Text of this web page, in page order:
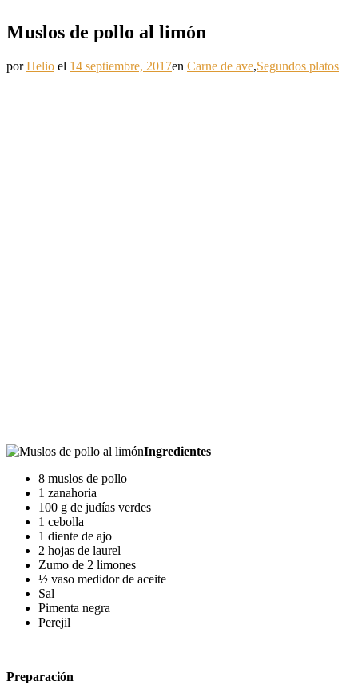
Muslos de pollo al limón
porHelio el 14 septiembre, 2017en Carne de ave,Segundos platos
Ingredientes
8 muslos de pollo
1 zanahoria
100 g de judías verdes
1 cebolla
1 diente de ajo
2 hojas de laurel
Zumo de 2 limones
½ vaso medidor de aceite
Sal
Pimenta negra
Perejil
Preparación